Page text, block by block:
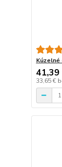
Kúzelné
41,39
33,65 €